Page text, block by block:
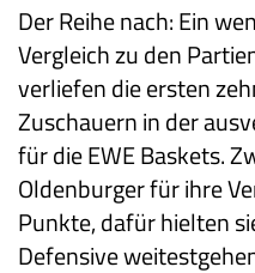
Der Reihe nach: Ein
Vergleich zu den
verliefen die ersten
Zuschauern in der
für die EWE Baskets.
Oldenburger für ihre
Punkte, dafür hielten
Defensive